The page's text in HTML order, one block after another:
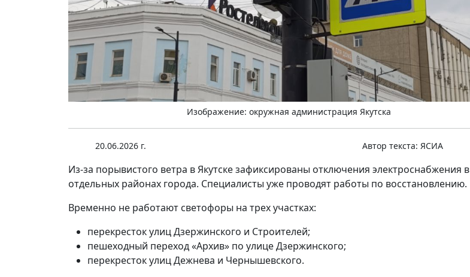
Изображение: окружная администрация Якутска
20.06.2026 г. Автор текста: ЯСИА
Из-за порывистого ветра в Якутске зафиксированы отключения электроснабжения в
отдельных районах города. Специалисты уже проводят работы по восстановлению.
Временно не работают светофоры на трех участках:
перекресток улиц Дзержинского и Строителей;
пешеходный переход «Архив» по улице Дзержинского;
перекресток улиц Дежнева и Чернышевского.